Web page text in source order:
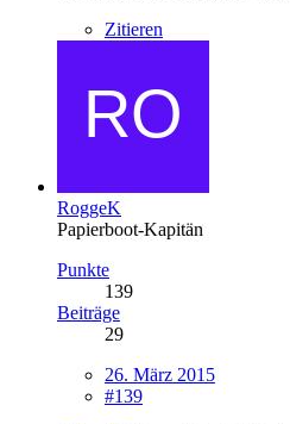
Zitieren
RoggeK
Papierboot-Kapitän
Punkte
139
Beiträge
29
26. März 2015
#139